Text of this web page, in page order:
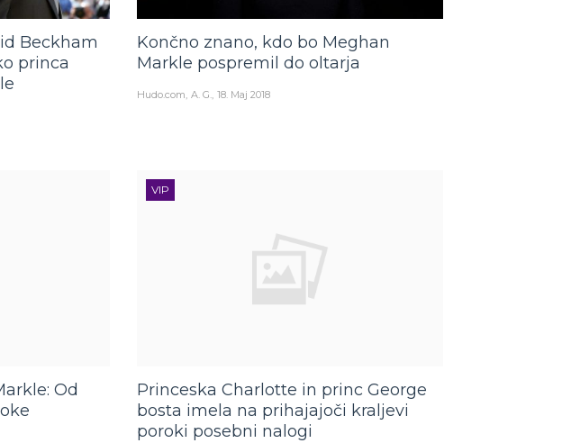
Beckham
princa
Končno znano, kdo bo Meghan
Markle pospremil do oltarja
Hudo.com A. G. 18. Maj 2018
Od
VIP
Princeska Charlotte in princ George
bosta imela na prihajajoči kraljevi
poroki posebni nalogi